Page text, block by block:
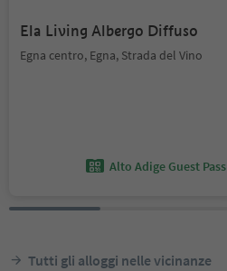
Ela Living Albergo Diffuso
Egna centro, Egna, Strada del Vino
Alto Adige Guest Pass
Tutti gli alloggi nelle vicinanze